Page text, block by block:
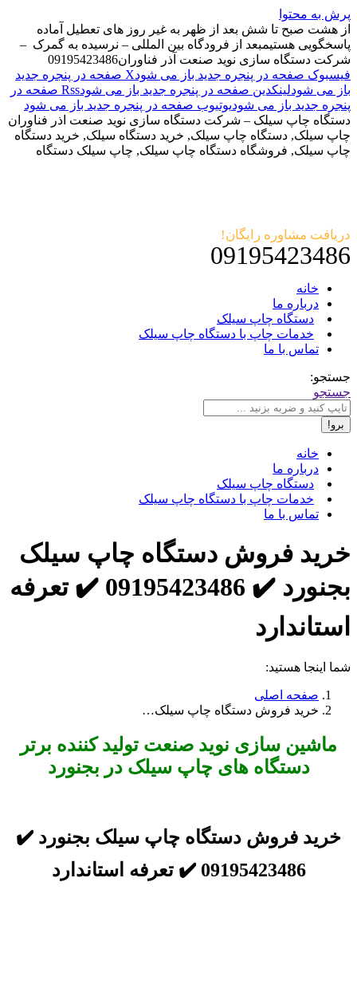
پرش به محتوا
از هشت صبح تا شش بعد از ظهر به غیر روز های تعطیل آماده
پاسخگویی هستیمبعد از فرودگاه بین المللی – نرسیده به گمرک –
شرکت دستگاه سازی نوید صنعت آذر فناوران09195423486
فیسبوک صفحه در پنجره جدید باز می شود
X صفحه در پنجره جدید
باز می شودلینکدین صفحه در پنجره جدید باز می شود
Rss صفحه در
پنجره جدید باز می شودیوتیوب صفحه در پنجره جدید باز می شود
دستگاه چاپ سیلک – شرکت دستگاه سازی نوید صنعت اذر فناوران
چاپ سیلک, دستگاه چاپ سیلک, خرید دستگاه سیلک, خرید دستگاه
چاپ سیلک, فروشگاه دستگاه چاپ سیلک, چاپ سیلک دستگاه
دریافت مشاوره رایگان!
09195423486
خانه
درباره ما
دستگاه چاپ سیلک
خدمات چاپ با دستگاه چاپ سیلک
تماس با ما
جستجو:
جستجو
خانه
درباره ما
دستگاه چاپ سیلک
خدمات چاپ با دستگاه چاپ سیلک
تماس با ما
خرید فروش دستگاه چاپ سیلک
بجنورد ✔️ 09195423486 ✔️ تعرفه
استاندارد
شما اینجا هستید:
صفحه اصلی
خرید فروش دستگاه چاپ سیلک…
ماشین سازی نوید صنعت تولید کننده برتر
دستگاه های چاپ سیلک در بجنورد
خرید فروش دستگاه چاپ سیلک بجنورد ✔️
09195423486 ✔️ تعرفه استاندارد